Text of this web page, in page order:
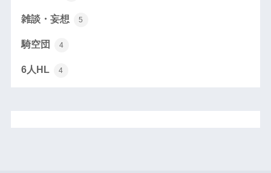
雑談・妄想 5
騎空団 4
6人HL 4